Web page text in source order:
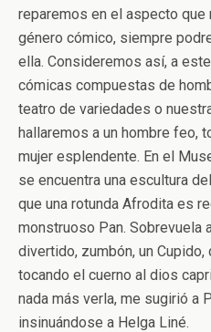
reparemos en el aspecto
género cómico, siempre
ella. Consideremos así, a
cómicas compuestas de
teatro de variedades o
hallaremos a un hombre feo,
mujer esplendente. En el
se encuentra una escultura
que una rotunda Afrodita es
monstruoso Pan. Sobrevuela
divertido, zumbón, un
tocando el cuerno al dios
nada más verla, me sugirió a
insinuándose a Helga Liné.